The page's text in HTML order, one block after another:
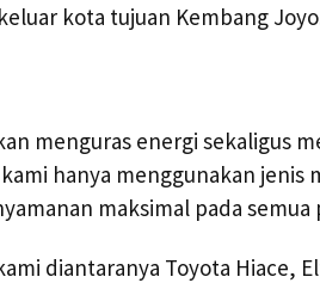
kota tujuan Kembang
menguras energi sekaligus
hanya menggunakan jenis
maksimal pada semua
diantaranya Toyota Hiace,